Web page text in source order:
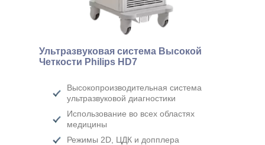
Ультразвуковая система Высокой
Четкости Philips HD7
Высокопроизводительная система
ультразвуковой диагностики
Использование во всех областях
медицины
Режимы 2D, ЦДК и допплера